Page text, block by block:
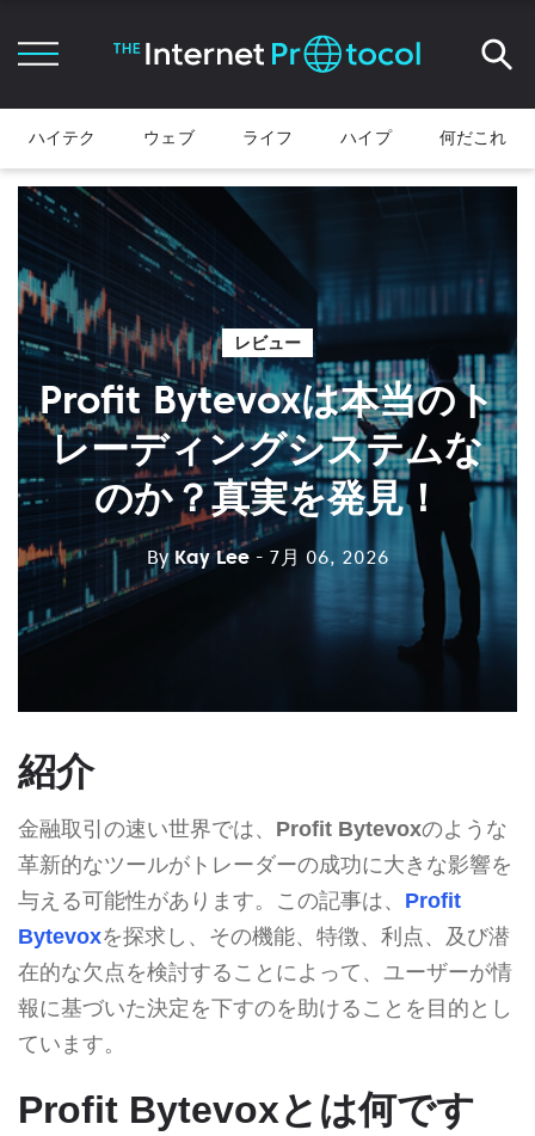
ハイテク ウェブ ライフ ハイプ 何だこれ
レビュー
Profit Bytevoxは本当のト
レーディングシステムな
のか？真実を発見！
By Kay Lee - 7月 06, 2026
紹介
金融取引の速い世界では、 Profit Bytevoxのような
革新的なツールがトレーダーの成功に大きな影響を
与える可能性があります。この記事は、 Profit
Bytevoxを探求し、その機能、特徴、利点、及び潜
在的な欠点を検討することによって、ユーザーが情
報に基づいた決定を下すのを助けることを目的とし
ています。
Profit Bytevoxとは何です